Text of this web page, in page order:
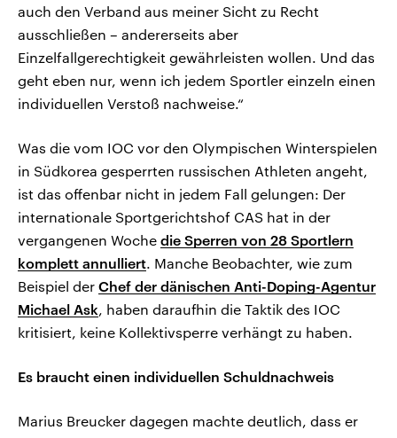
auch den Verband aus meiner Sicht zu Recht
ausschließen – andererseits aber
Einzelfallgerechtigkeit gewährleisten wollen. Und das
geht eben nur, wenn ich jedem Sportler einzeln einen
individuellen Verstoß nachweise.“
Was die vom IOC vor den Olympischen Winterspielen
in Südkorea gesperrten russischen Athleten angeht,
ist das offenbar nicht in jedem Fall gelungen: Der
internationale Sportgerichtshof CAS hat in der
vergangenen Woche die Sperren von 28 Sportlern
komplett annulliert. Manche Beobachter, wie zum
Beispiel der Chef der dänischen Anti-Doping-Agentur
Michael Ask, haben daraufhin die Taktik des IOC
kritisiert, keine Kollektivsperre verhängt zu haben.
Es braucht einen individuellen Schuldnachweis
Marius Breucker dagegen machte deutlich, dass er